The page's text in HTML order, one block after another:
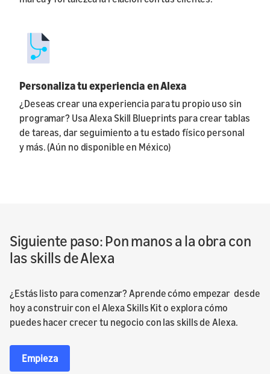
Personaliza tu experiencia en Alexa
¿Deseas crear una experiencia para tu propio uso sin
programar? Usa Alexa Skill Blueprints para crear tablas
de tareas, dar seguimiento a tu estado físico personal
y más. (Aún no disponible en México)
Siguiente paso: Pon manos a la obra con
las skills de Alexa
¿Estás listo para comenzar? Aprende cómo empezar desde
hoy a construir con el Alexa Skills Kit o explora cómo
puedes hacer crecer tu negocio con las skills de Alexa.
Empieza